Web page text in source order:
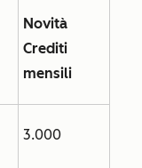
Novità
Crediti
mensili
3.000